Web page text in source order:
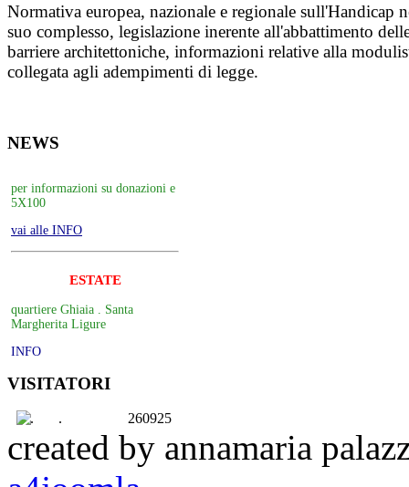
Normativa europea, nazionale e regionale sull'Handicap
suo complesso, legislazione inerente all'abbattimento
barriere architettoniche, informazioni relative alla
collegata agli adempimenti di legge.
NEWS
SOSTIENICI
per informazioni su donazioni e
5X100
vai alle INFO
ESTATE
quartiere Ghiaia . Santa
Margherita Ligure
INFO
per informazioni su donazioni e
VISITATORI
. 260925
created by annamaria